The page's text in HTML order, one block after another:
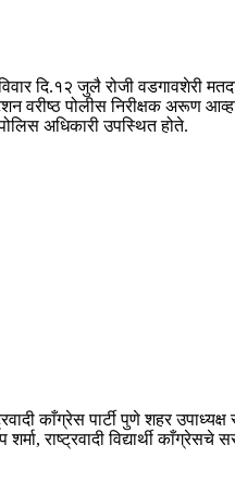
दि.१२ जुलै रोजी वडगावशेरी
वरीष्ठ पोलीस निरीक्षक अरूण
अधिकारी उपस्थित होते.
काँग्रेस पार्टी पुणे शहर
राष्ट्रवादी विद्यार्थी